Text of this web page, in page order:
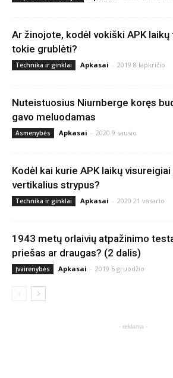
Ar žinojote, kodėl vokiški APK
tokie grublėti?
Technika ir ginklai Apkasai - 2019 8 lapkričio
Nuteistuosius Niurnberge koręs
gavo meluodamas
Asmenybės Apkasai - 2020 9 sausio
Kodėl kai kurie APK laikų
vertikalius strypus?
Technika ir ginklai Apkasai - 2020 21 vasario
1943 metų orlaivių atpažinimo
priešas ar draugas? (2 dalis)
Įvairenybės Apkasai - 2019 6 gruodžio
- reklama -